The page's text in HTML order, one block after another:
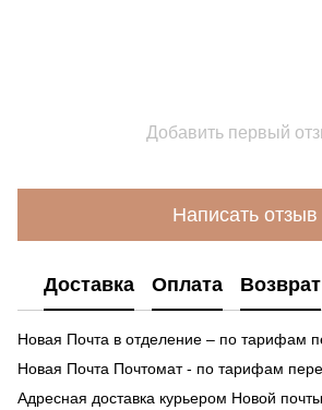
Добавить первый
Написать отзыв
Доставка Оплата Возврат
Новая Почта в отделение – по тарифам
Новая Почта Почтомат - по тарифам
Адресная доставка курьером Новой